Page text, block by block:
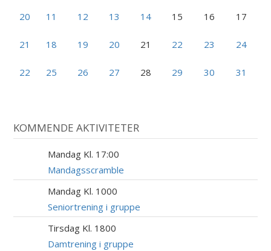
20 11 12 13 14 15 16 17
21 18 19 20 21 22 23 24
22 25 26 27 28 29 30 31
KOMMENDE AKTIVITETER
Mandag Kl. 17:00
Mandagsscramble
Mandag Kl. 1000
Seniortrening i gruppe
Tirsdag Kl. 1800
Damtrening i gruppe